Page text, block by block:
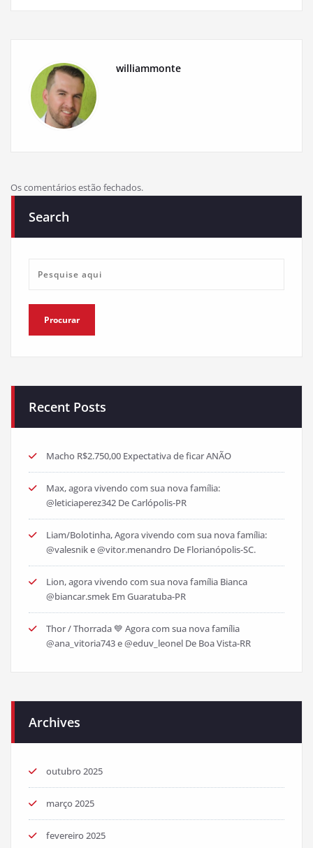
williammonte
Os comentários estão fechados.
Search
Recent Posts
Macho R$2.750,00 Expectativa de ficar ANÃO
Max, agora vivendo com sua nova família:
@leticiaperez342 De Carlópolis-PR
Liam/Bolotinha, Agora vivendo com sua nova família:
@valesnik e @vitor.menandro De Florianópolis-SC.
Lion, agora vivendo com sua nova família Bianca
@biancar.smek Em Guaratuba-PR
Thor / Thorrada 💙 Agora com sua nova família
@ana_vitoria743 e @eduv_leonel De Boa Vista-RR
Archives
outubro 2025
março 2025
fevereiro 2025